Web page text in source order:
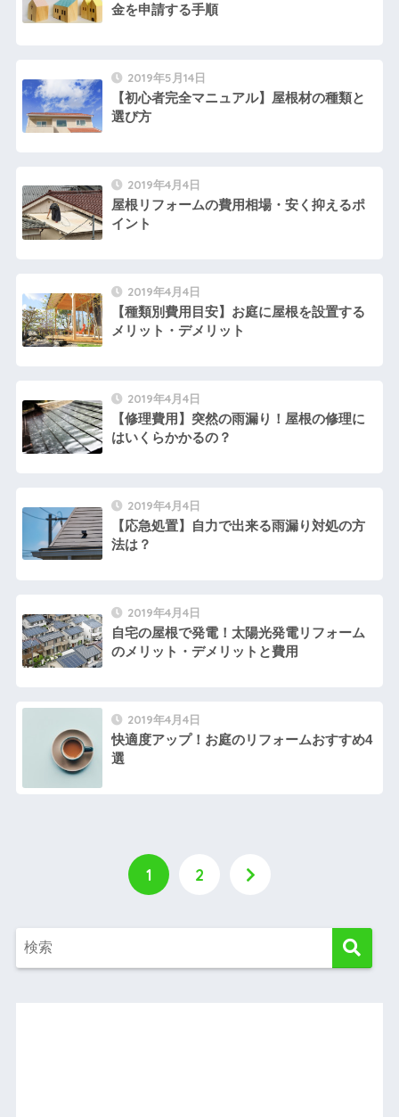
金を申請する手順
2019年5月14日
【初心者完全マニュアル】屋根材の種類と
選び方
2019年4月4日
屋根リフォームの費用相場・安く抑えるポ
イント
2019年4月4日
【種類別費用目安】お庭に屋根を設置する
メリット・デメリット
2019年4月4日
【修理費用】突然の雨漏り！屋根の修理に
はいくらかかるの？
2019年4月4日
【応急処置】自力で出来る雨漏り対処の方
法は？
2019年4月4日
自宅の屋根で発電！太陽光発電リフォーム
のメリット・デメリットと費用
2019年4月4日
快適度アップ！お庭のリフォームおすすめ4
選
1 2